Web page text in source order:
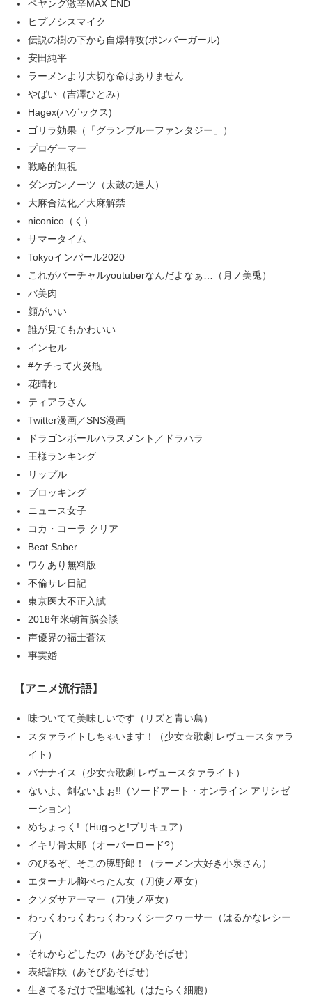
ペヤング激辛MAX END
ヒプノシスマイク
伝説の樹の下から自爆特攻(ボンバーガール)
安田純平
ラーメンより大切な命はありません
やばい（吉澤ひとみ）
Hagex(ハゲックス)
ゴリラ効果（「グランブルーファンタジー」）
プロゲーマー
戦略的無視
ダンガンノーツ（太鼓の達人）
大麻合法化／大麻解禁
niconico（く）
サマータイム
Tokyoインパール2020
これがバーチャルyoutuberなんだよなぁ…（月ノ美兎）
バ美肉
顔がいい
誰が見てもかわいい
インセル
#ケチって火炎瓶
花晴れ
ティアラさん
Twitter漫画／SNS漫画
ドラゴンボールハラスメント／ドラハラ
王様ランキング
リップル
ブロッキング
ニュース女子
コカ・コーラ クリア
Beat Saber
ワケあり無料版
不倫サレ日記
東京医大不正入試
2018年米朝首脳会談
声優界の福士蒼汰
事実婚
【アニメ流行語】
味ついてて美味しいです（リズと青い鳥）
スタァライトしちゃいます！（少女☆歌劇 レヴュースタァラ
イト）
バナナイス（少女☆歌劇 レヴュースタァライト）
ないよ、剣ないよぉ!!（ソードアート・オンライン アリシゼ
ーション）
めちょっく!（Hugっと!プリキュア）
イキリ骨太郎（オーバーロード?）
のびるぞ、そこの豚野郎！（ラーメン大好き小泉さん）
エターナル胸ぺったん女（刀使ノ巫女）
クソダサアーマー（刀使ノ巫女）
わっくわっくわっくわっくシークヮーサー（はるかなレシー
ブ）
それからどしたの（あそびあそばせ）
表紙詐欺（あそびあそばせ）
生きてるだけで聖地巡礼（はたらく細胞）